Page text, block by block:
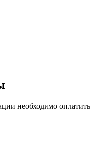
необходимо оплатить